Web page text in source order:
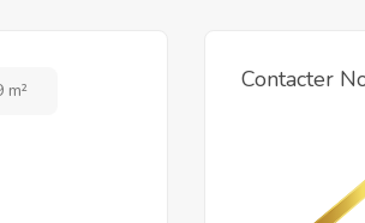
Contacter